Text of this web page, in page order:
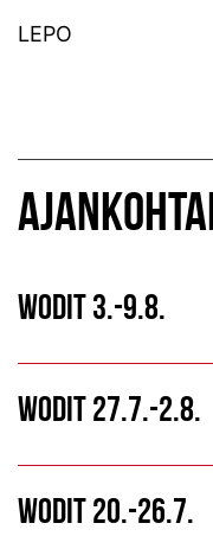
LEPO
WODIT 3.-9.8.
WODIT 27.7.-2.8.
WODIT 20.-26.7.